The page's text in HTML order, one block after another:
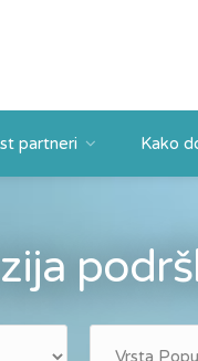
partneri Kako